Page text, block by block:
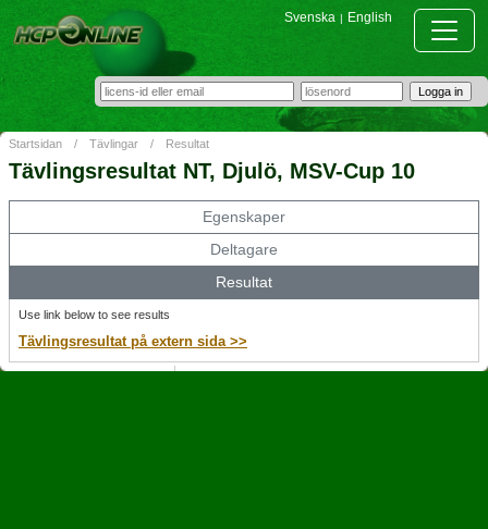
Svenska | English
Startsidan / Tävlingar / Resultat
Tävlingsresultat NT, Djulö, MSV-Cup 10
Egenskaper
Deltagare
Resultat
Use link below to see results
Tävlingsresultat på extern sida >>